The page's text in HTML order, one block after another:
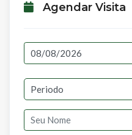
Agendar Visita
Periodo